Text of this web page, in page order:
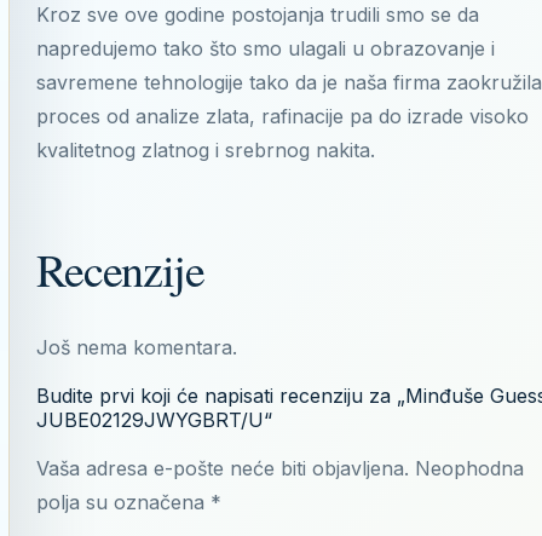
Kroz sve ove godine postojanja trudili smo se da
napredujemo tako što smo ulagali u obrazovanje i
savremene tehnologije tako da je naša firma zaokružila
proces od analize zlata, rafinacije pa do izrade visoko
kvalitetnog zlatnog i srebrnog nakita.
Recenzije
Još nema komentara.
Budite prvi koji će napisati recenziju za „Minđuše
JUBE02129JWYGBRT/U“
Vaša adresa e-pošte neće biti objavljena. Neophodna
polja su označena *